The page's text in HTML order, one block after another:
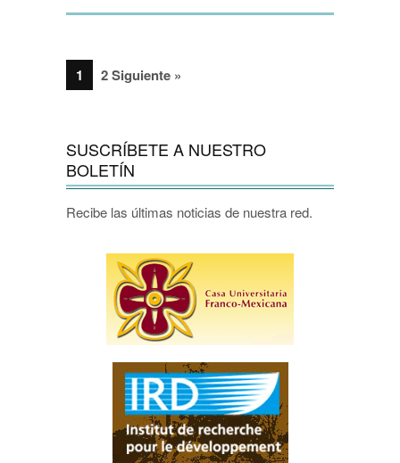
1 2 Siguiente »
SUSCRÍBETE A NUESTRO
BOLETÍN
Recibe las últimas noticias de nuestra red.